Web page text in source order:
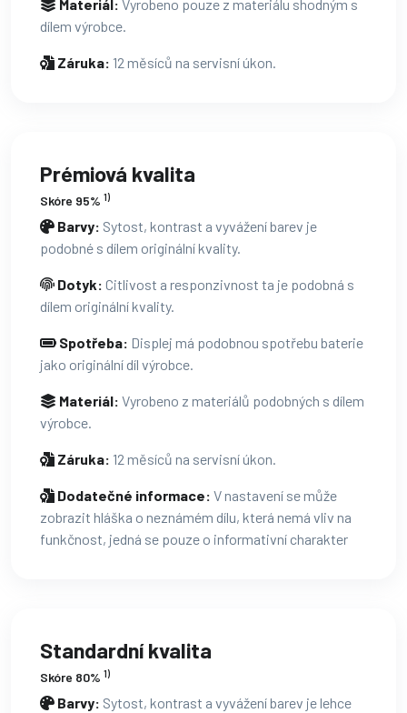
Materiál: Vyrobeno pouze z materiálu shodným s
dílem výrobce.
Záruka: 12 měsíců na servisní úkon.
Prémiová kvalita
Skóre 95% 1)
Barvy: Sytost, kontrast a vyvážení barev je
podobné s dílem originální kvality.
Dotyk: Citlivost a responzivnost ta je podobná s
dílem originální kvality.
Spotřeba: Displej má podobnou spotřebu baterie
jako originální díl výrobce.
Materiál: Vyrobeno z materiálů podobných s dílem
výrobce.
Záruka: 12 měsíců na servisní úkon.
Dodatečné informace: V nastavení se může
zobrazit hláška o neznámém dílu, která nemá vliv na
funkčnost, jedná se pouze o informativní charakter
Standardní kvalita
Skóre 80% 1)
Barvy: Sytost, kontrast a vyvážení barev je lehce